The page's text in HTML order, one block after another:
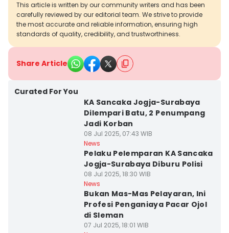
This article is written by our community writers and has been
carefully reviewed by our editorial team. We strive to provide
the most accurate and reliable information, ensuring high
standards of quality, credibility, and trustworthiness.
Share Article
Curated For You
KA Sancaka Jogja-Surabaya
Dilempari Batu, 2 Penumpang
Jadi Korban
08 Jul 2025, 07:43 WIB
News
Pelaku Pelemparan KA Sancaka
Jogja-Surabaya Diburu Polisi
08 Jul 2025, 18:30 WIB
News
Bukan Mas-Mas Pelayaran, Ini
Profesi Penganiaya Pacar Ojol
di Sleman
07 Jul 2025, 18:01 WIB